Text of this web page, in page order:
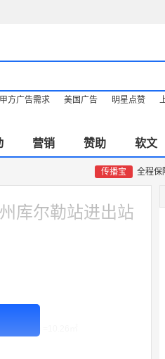
甲方广告需求 美国广告 明星点赞
营销 赞助 软文
传播宝 全程保
库尔勒站进出站